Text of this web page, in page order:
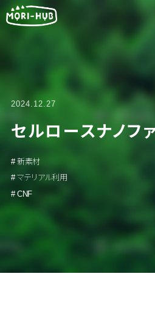
2024.12.27
セルロースナノフ
# 新素材
# マテリアル利用
# CNF